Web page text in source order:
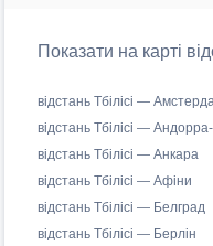
Показати на карті
відстань Тбілісі —
відстань Тбілісі —
відстань Тбілісі — Анкара
відстань Тбілісі — Афіни
відстань Тбілісі — Белград
відстань Тбілісі — Берлін